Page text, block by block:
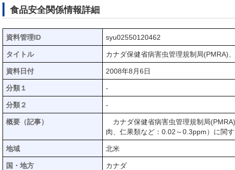
食品安全関係情報詳細
資料管理ID syu02550120462
タイトル カナダ保健省病害虫管理規制局(PMRA)
資料日付 2008年8月6日
分類１ -
分類２ -
概要（記事）
カナダ保健省病害虫管理規制局
肉、仁果類など：0.02～0.3ppm）に関す
地域 北米
国・地方 カナダ